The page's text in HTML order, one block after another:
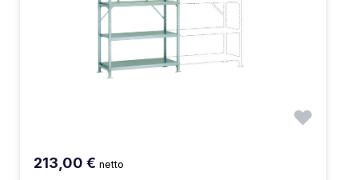
213,00 € netto